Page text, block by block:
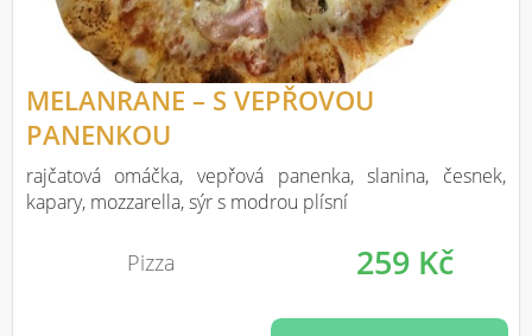
MELANRANE – S VEPŘOVOU
PANENKOU
rajčatová omáčka, vepřová panenka, slanina, česnek,
kapary, mozzarella, sýr s modrou plísní
Pizza 259 Kč